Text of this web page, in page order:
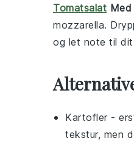
Tomatsalat
mozzarella.
og let note til dit
Kartofler -
tekstur, men